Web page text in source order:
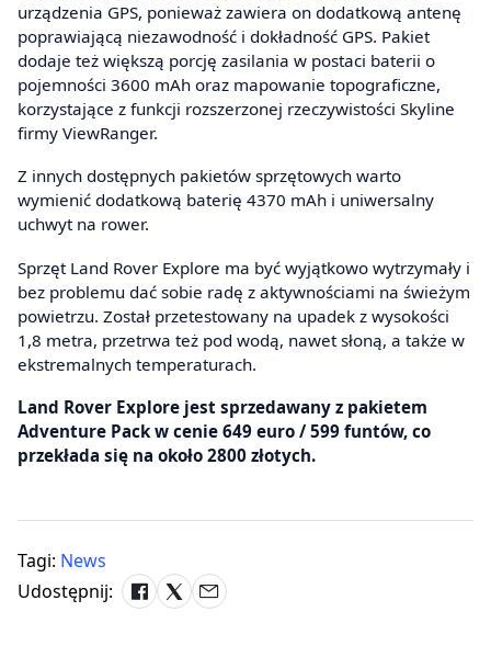
urządzenia GPS, ponieważ zawiera on dodatkową antenę
poprawiającą niezawodność i dokładność GPS. Pakiet
dodaje też większą porcję zasilania w postaci baterii o
pojemności 3600 mAh oraz mapowanie topograficzne,
korzystające z funkcji rozszerzonej rzeczywistości Skyline
firmy ViewRanger.
Z innych dostępnych pakietów sprzętowych warto
wymienić dodatkową baterię 4370 mAh i uniwersalny
uchwyt na rower.
Sprzęt Land Rover Explore ma być wyjątkowo wytrzymały i
bez problemu dać sobie radę z aktywnościami na świeżym
powietrzu. Został przetestowany na upadek z wysokości
1,8 metra, przetrwa też pod wodą, nawet słoną, a także w
ekstremalnych temperaturach.
Land Rover Explore jest sprzedawany z pakietem
Adventure Pack w cenie 649 euro / 599 funtów, co
przekłada się na około 2800 złotych.
Tagi: News
Udostępnij: